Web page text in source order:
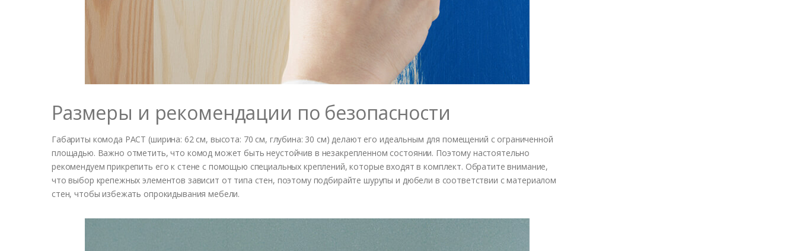
Размеры и рекомендации по безопасности
Габариты комода РАСТ (ширина: 62 см, высота: 70 см, глубина: 30 см) делают его идеальным для помещений с ограниченной
площадью. Важно отметить, что комод может быть неустойчив в незакрепленном состоянии. Поэтому настоятельно
рекомендуем прикрепить его к стене с помощью специальных креплений, которые входят в комплект. Обратите внимание,
что выбор крепежных элементов зависит от типа стен, поэтому подбирайте шурупы и дюбели в соответствии с материалом
стен, чтобы избежать опрокидывания мебели.